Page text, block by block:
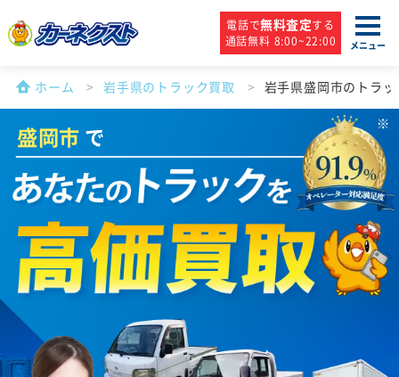
電話で無料査定する
通話無料 8:00~22:00
メニュー
ホーム 岩手県のトラック買取 岩手県盛岡市のトラ
盛岡市 で